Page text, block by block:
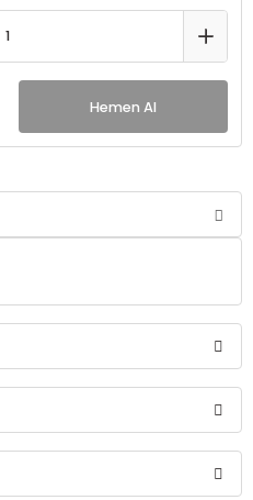
Hemen Al
siz yapın!